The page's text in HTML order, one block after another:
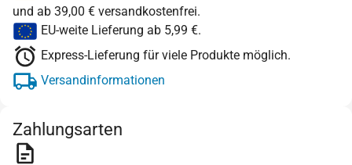
und ab 39,00 € versandkostenfrei.
EU-weite Lieferung ab 5,99 €.
Express-Lieferung für viele Produkte möglich.
Versandinformationen
Zahlungsarten